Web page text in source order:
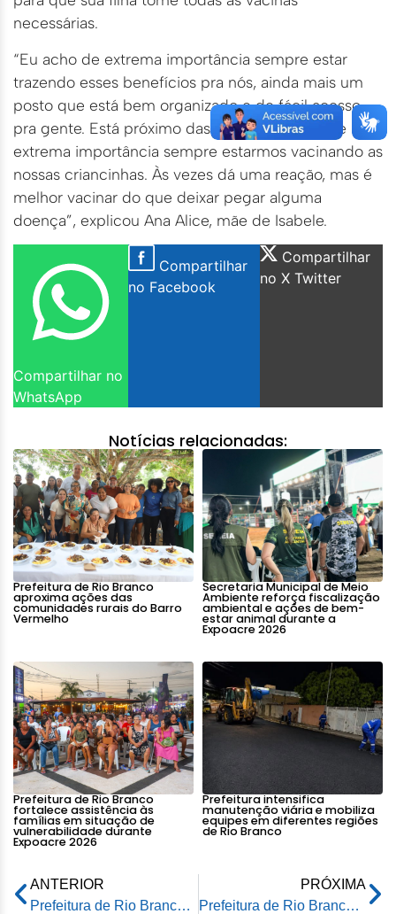
necessárias.
“Eu acho de extrema importância sempre estar
trazendo esses benefícios pra nós, ainda mais um
posto que está bem organizado e de fácil acesso
pra gente. Está próximo das redondezas e é de
extrema importância sempre estarmos vacinando as
nossas criancinhas. Às vezes dá uma reação, mas é
melhor vacinar do que deixar pegar alguma
doença”, explicou Ana Alice, mãe de Isabele.
Compartilhar no
WhatsApp
Compartilhar
no Facebook
Compartilhar
no X Twitter
Notícias relacionadas:
Prefeitura de Rio Branco
aproxima ações das
comunidades rurais do Barro
Vermelho
Secretaria Municipal de Meio
Ambiente reforça fiscalização
ambiental e ações de bem-
estar animal durante a
Expoacre 2026
Prefeitura de Rio Branco
fortalece assistência às
famílias em situação de
vulnerabilidade durante
Expoacre 2026
Prefeitura intensifica
manutenção viária e mobiliza
equipes em diferentes regiões
de Rio Branco
ANTERIOR
Prefeitura de Rio Branco autoriza aumento salarial de 20% para trabalhadores da Emurb
PRÓXIMA
Prefeitura de Rio Branco realiza obra de contenção na rua Joaquim Macedo beneficiando mais de 16 bairros